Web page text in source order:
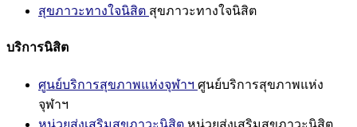
สุขภาวะทางใจนิสิต สุขภาวะทางใจนิสิต
บริการนิสิต
ศูนย์บริการสุขภาพแห่งจุฬาฯ ศูนย์บริการสุขภาพแห่ง
จุฬาฯ
หน่วยส่งเสริมสุขภาวะนิสิต หน่วยส่งเสริมสุขภาวะนิสิต